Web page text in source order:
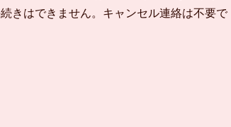
きはできません。キャンセル連絡は不要で